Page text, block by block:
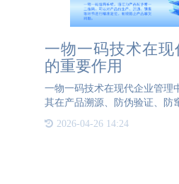
一物一码技术在
的重要作用
一物一码技术在现代企业管理
其在产品溯源、防伪验证、防
建了产品全链条追溯体系：消
2026-04-26 14:24